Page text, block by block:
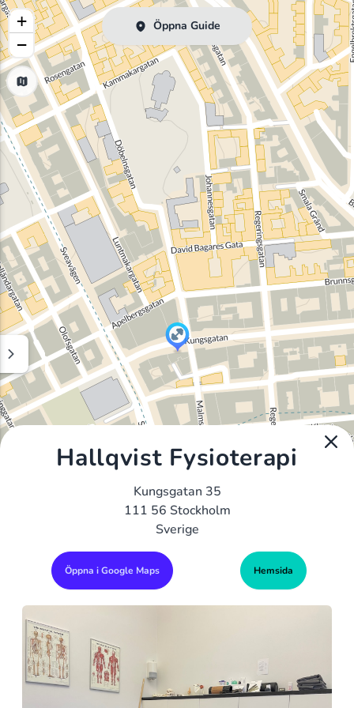
Öppna Guide
+
−
Hallqvist Fysioterapi
Kungsgatan 35
111 56 Stockholm
Sverige
Öppna i Google Maps Hemsida
Alla Gym I Sverige Sveriges Ledande Gymkedjor